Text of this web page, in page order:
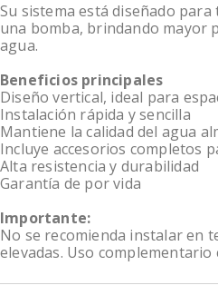
Su sistema está diseñado
una bomba, brindando mayor
agua.
Beneficios principales
Diseño vertical, ideal para
Instalación rápida y sencilla
Mantiene la calidad del agua
Incluye accesorios completos
Alta resistencia y durabilidad
Garantía de por vida
Importante:
No se recomienda instalar en
elevadas. Uso complementario